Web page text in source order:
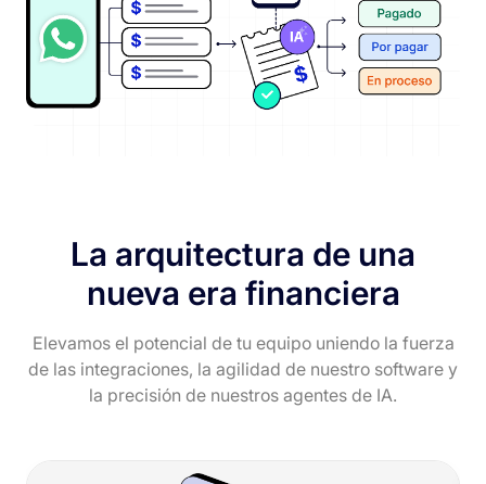
La arquitectura de una
nueva era financiera
Elevamos el potencial de tu equipo uniendo la fuerza
de las integraciones, la agilidad de nuestro software y
la precisión de nuestros agentes de IA.